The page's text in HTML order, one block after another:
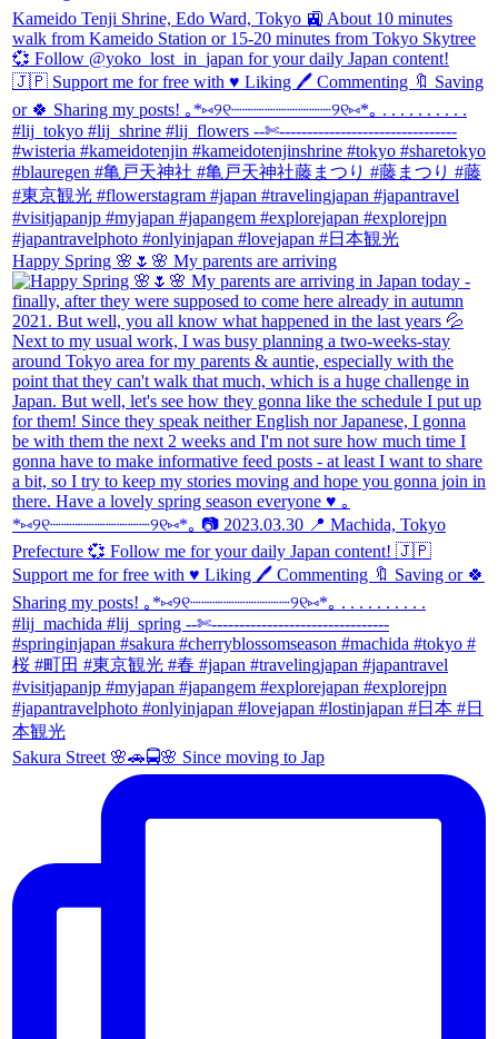
Happy Spring 🌸🌷🌸 My parents are arriving
Sakura Street 🌸🚗🚍🌸 Since moving to Jap